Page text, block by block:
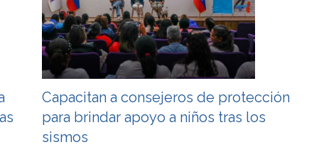
Capacitan a consejeros de protección
para brindar apoyo a niños tras los
sismos